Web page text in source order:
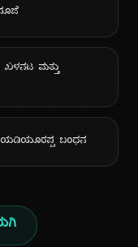
ಖಳನಟ ಮತ್ತು
ಯಡಿಯೂರಪ್ಪ ಬಂಧನ